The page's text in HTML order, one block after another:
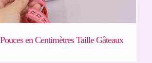
en Centimètres Taille Gâteaux